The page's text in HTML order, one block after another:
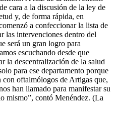
cara a la discusión de la ley de
y, de forma rápida, en
a confeccionar la lista de
las intervenciones dentro del
será un gran logro para
escuchando desde que
la descentralización de la salud
para ese departamento porque
oftalmólogos de Artigas que,
han llamado para manifestar su
mismo”, contó Menéndez. (La